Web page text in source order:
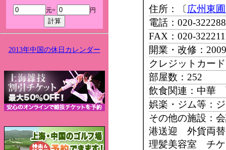
元= 円
2013年中国の休日カレンダー
住所：〔 広州東
電話：020-
FAX：020-
開業・改修：
クレジットカー
部屋数：252
飲食関連：中
娯楽・ジム等
その他の施設：
港送迎 外貨両
理髪美容室 チ